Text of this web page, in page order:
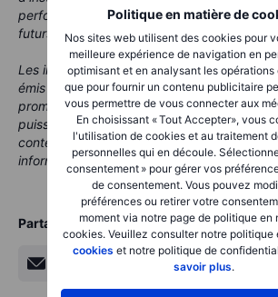
Politique en matière de
Nos sites web utilisent des cookies pour
meilleure expérience de navigation en
optimisant et en analysant les opérations
que pour fournir un contenu publicitaire
vous permettre de vous connecter aux
En choisissant « Tout Accepter», vous
l'utilisation de cookies et au traitement
personnelles qui en découle.
consentement » pour gérer vos
de consentement. Vous pouvez
préférences ou retirer votre
moment via notre page de politique en
cookies. Veuillez consulter notre politique
cookies et notre politique de
savoir plus.
performances passées ne garantissent pas
futurs.
Les instruments mentionnés dans ce
émis par un partenaire, dont Saxo reçoit
promotionnels, paiements ou
puisse percevoir une rémunération de ces
contenu est créé dans le but de fournir aux
informations et options utiles.
Partager